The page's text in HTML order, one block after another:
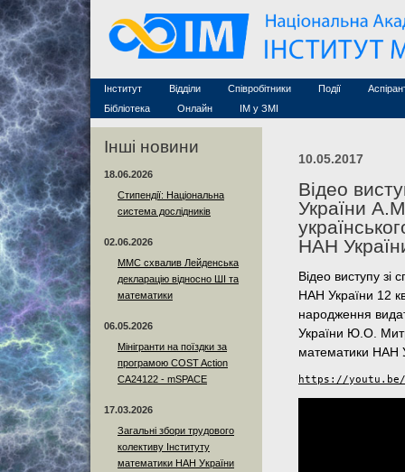
Інститут
Конкурси на посади
Науково-організаційна робота
Відділи Співробітники
Асоційовані дослідники
Технічний персонал
Події
Конференції
Курси з
Бібліотека
MathSciNet
Публікації
Онлайн
ІМ у ЗМІ
Інші новини
18.06.2026
Стипендії: Національна
система дослідників
02.06.2026
ММС схвалив Лейденська
декларацію відносно ШІ та
математики
06.05.2026
Мінігранти на поїздки за
програмою COST Action
CA24122 - mSPACE
17.03.2026
Загальні збори трудового
колективу Інституту
математики НАН України
10.05.2017
Відео
України
НАН
Відео виступу зі
НАН України 12
народження
України Ю.О.
математики НАН
https://youtu.be/